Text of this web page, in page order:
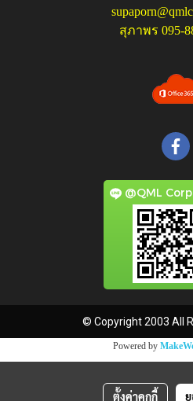
สุภาพร 095-
@QML
© Copyright 2003 All
Powered by
ตั้งค่าคุกกี้